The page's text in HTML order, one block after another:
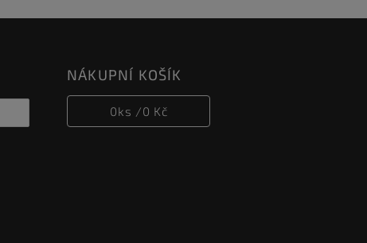
NÁKUPNÍ KOŠÍK
0ks /0 Kč